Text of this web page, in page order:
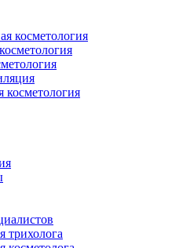
косметология
косметология
трихолога